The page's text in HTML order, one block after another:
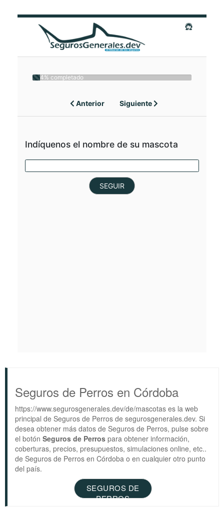
Anterior
4% completado
Siguiente
Indíquenos el nombre de su mascota
SEGUIR
Seguros de Perros en Córdoba
https://www.segurosgenerales.dev/de/mascotas es la web
principal de Seguros de Perros de segurosgenerales.dev. Si
desea obtener más datos de Seguros de Perros, pulse sobre
el botón Seguros de Perros para obtener información,
coberturas, precios, presupuestos, simulaciones online, etc..
de Seguros de Perros en Córdoba o en cualquier otro punto
del país.
SEGUROS DE
PERROS